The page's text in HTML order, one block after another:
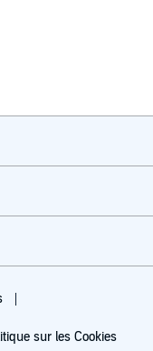
sur les Cookies